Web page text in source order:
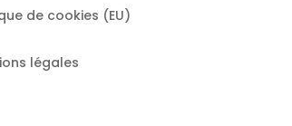
de cookies (EU)
légales